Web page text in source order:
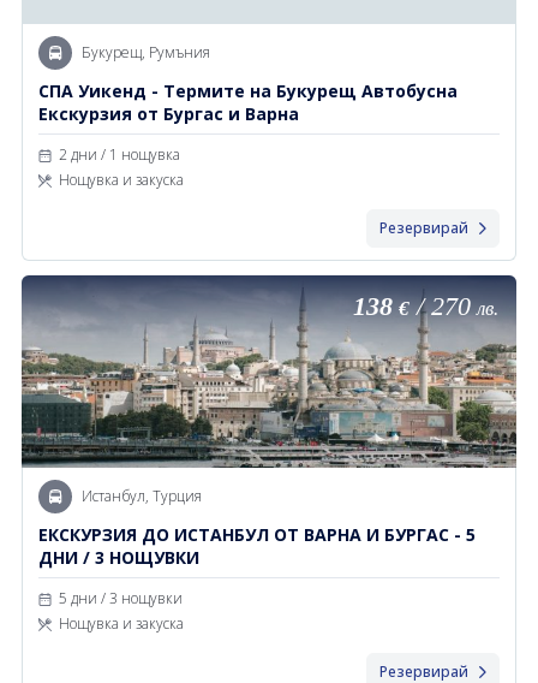
Букурещ, Румъния
СПА Уикенд - Термите на Букурещ Автобусна
Екскурзия от Бургас и Варна
2 дни / 1 нощувка
Нощувка и закуска
Резервирай
138 €/270 лв.
Истанбул, Турция
ЕКСКУРЗИЯ ДО ИСТАНБУЛ ОТ ВАРНА И БУРГАС - 5
ДНИ / 3 НОЩУВКИ
5 дни / 3 нощувки
Нощувка и закуска
Резервирай